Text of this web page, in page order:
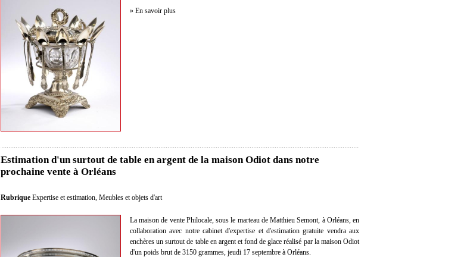
» En savoir plus
Estimation d'un surtout de table en argent de la maison Odiot dans notre
prochaine vente à Orléans
Rubrique Expertise et estimation Meubles et objets d'art
La maison de vente Philocale, sous le marteau de Matthieu Semont, à Orléans, en
collaboration avec notre cabinet d'expertise et d'estimation gratuite vendra aux
enchères un surtout de table en argent et fond de glace réalisé par la maison Odiot
d'un poids brut de 3150 grammes, jeudi 17 septembre à Orléans.